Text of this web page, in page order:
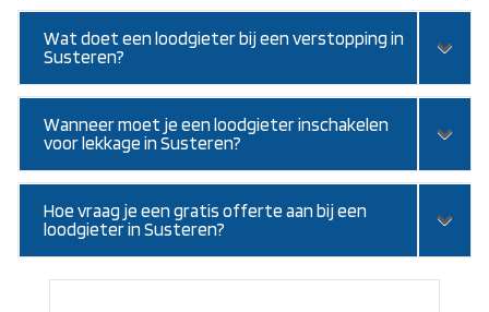
Wat doet een loodgieter bij een verstopping in
Susteren?
Wanneer moet je een loodgieter inschakelen
voor lekkage in Susteren?
Hoe vraag je een gratis offerte aan bij een
loodgieter in Susteren?